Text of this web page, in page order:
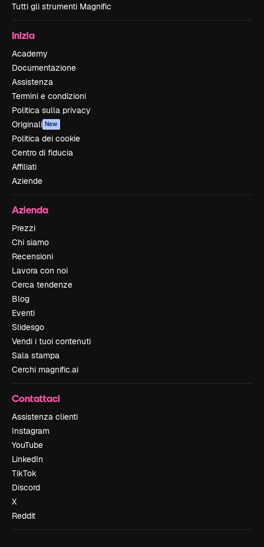
Tutti gli strumenti Magnific
Inizia
Academy
Documentazione
Assistenza
Termini e condizioni
Politica sulla privacy
Originali New
Politica dei cookie
Centro di fiducia
Affiliati
Aziende
Azienda
Prezzi
Chi siamo
Recensioni
Lavora con noi
Cerca tendenze
Blog
Eventi
Slidesgo
Vendi i tuoi contenuti
Sala stampa
Cerchi magnific.ai
Contattaci
Assistenza clienti
Instagram
YouTube
LinkedIn
TikTok
Discord
X
Reddit